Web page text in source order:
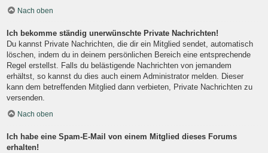
Nach oben
Ich bekomme ständig unerwünschte Private Nachrichten!
Du kannst Private Nachrichten, die dir ein Mitglied sendet, automatisch
löschen, indem du in deinem persönlichen Bereich eine entsprechende
Regel erstellst. Falls du belästigende Nachrichten von jemandem
erhältst, so kannst du dies auch einem Administrator melden. Dieser
kann dem betreffenden Mitglied dann verbieten, Private Nachrichten zu
versenden.
Nach oben
Ich habe eine Spam-E-Mail von einem Mitglied dieses Forums
erhalten!